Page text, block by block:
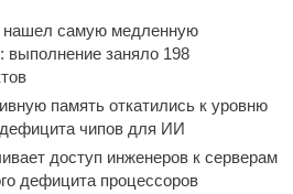
нашел самую медленную
выполнение заняло 198
память откатились к уровню
дефицита чипов для ИИ
доступ инженеров к серверам
дефицита процессоров